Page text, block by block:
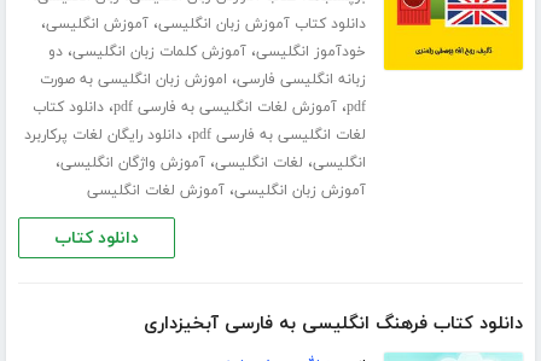
دانلود کتاب آموزش زبان انگلیسی،آموزش انگلیسی،
خودآموز انگلیسی،آموزش کلمات زبان انگلیسی،دو
زبانه انگلیسی فارسی، اموزش زبان انگلیسی به صورت
pdf،آموزش لغات انگلیسی به فارسی pdf ،دانلود کتاب
لغات انگلیسی به فارسی pdf
،دانلود رایگان لغات پرکاربرد
انگلیسی، لغات انگلیسی،آموزش واژگان انگلیسی،
آموزش زبان انگلیسی،آموزش لغات انگلیسی
دانلود کتاب
دانلود کتاب فرهنگ انگلیسی به فارسی آبخیزداری